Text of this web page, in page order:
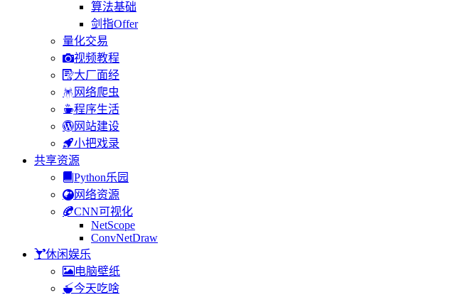
算法基础
剑指Offer
量化交易
视频教程
大厂面经
网络爬虫
程序生活
网站建设
小把戏录
共享资源
Python乐园
网络资源
CNN可视化
NetScope
ConvNetDraw
休闲娱乐
电脑壁纸
今天吃啥